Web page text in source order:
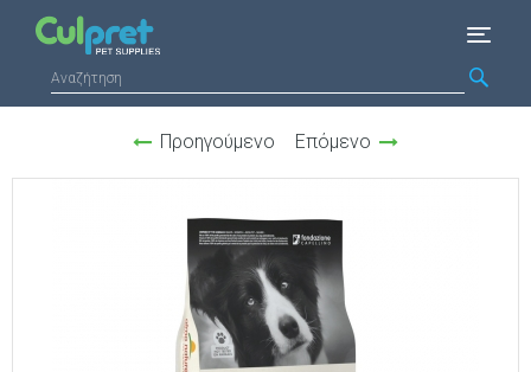
Προηγούμενο Επόμενο